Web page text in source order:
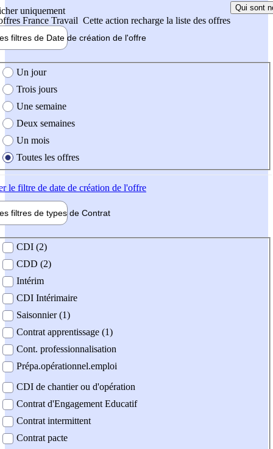
uniquement
France Travail Cette action recharge la liste des offres
Qui sont
filtres de Date de création de l'offre
création de l'offre
Un jour
Trois jours
Une semaine
Deux semaines
Un mois
Toutes les offres
le filtre de date de création de l'offre
filtres de types de Contrat
contrat
CDI (2)
CDD (2)
Intérim
CDI Intérimaire
Saisonnier (1)
Contrat apprentissage (1)
Cont. professionnalisation
Prépa.opérationnel.emploi
CDI de chantier ou d'opération
Contrat d'Engagement Educatif
Contrat intermittent
Contrat pacte